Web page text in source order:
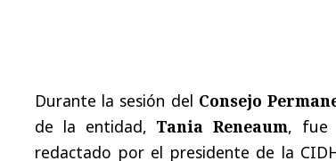
Durante la sesión del Consejo
de la entidad, Tania Reneaum, fue
redactado por el presidente de la